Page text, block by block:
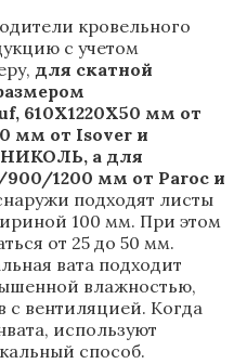
кровельного
с учетом
для скатной
610Х1220Х50 мм от
мм от Isover и
а для
1200 мм от Paroc и
подходят листы
100 мм. При этом
от 25 до 50 мм.
вата подходит
влажностью,
с вентиляцией. Когда
используют
способ.